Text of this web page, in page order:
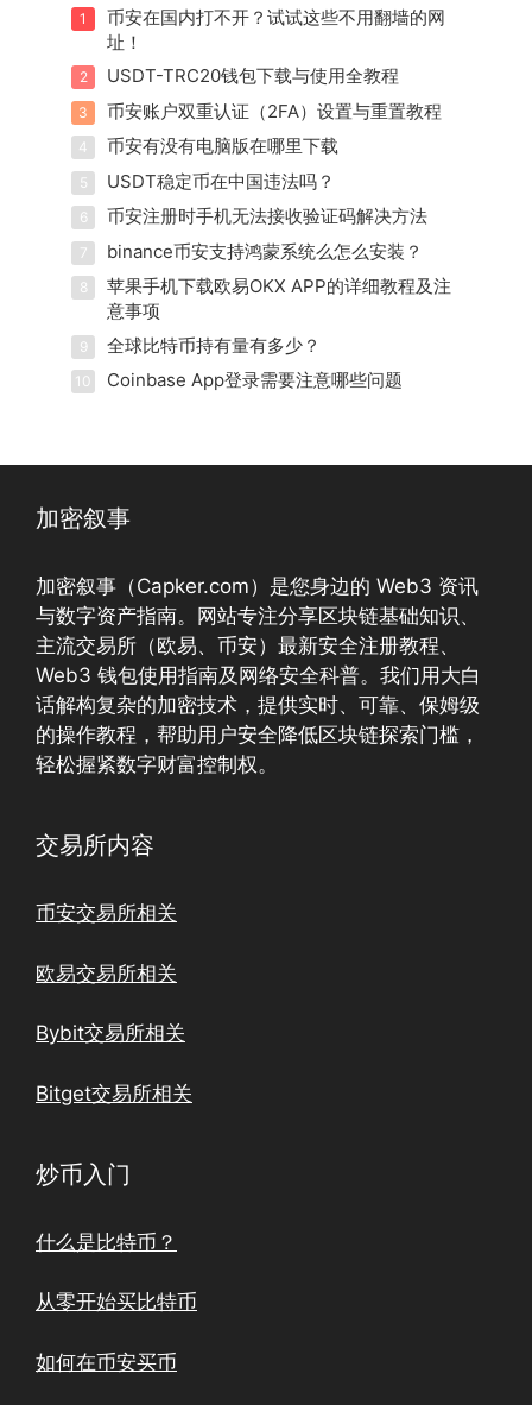
1
币安在国内打不开？试试这些不用翻墙的网
址！
2 USDT-TRC20钱包下载与使用全教程
3 币安账户双重认证（2FA）设置与重置教程
4 币安有没有电脑版在哪里下载
5 USDT稳定币在中国违法吗？
6 币安注册时手机无法接收验证码解决方法
7 binance币安支持鸿蒙系统么怎么安装？
8
苹果手机下载欧易OKX APP的详细教程及注
意事项
9 全球比特币持有量有多少？
10 Coinbase App登录需要注意哪些问题
加密叙事
加密叙事（Capker.com）是您身边的 Web3 资讯
与数字资产指南。网站专注分享区块链基础知识、
主流交易所（欧易、币安）最新安全注册教程、
Web3 钱包使用指南及网络安全科普。我们用大白
话解构复杂的加密技术，提供实时、可靠、保姆级
的操作教程，帮助用户安全降低区块链探索门槛，
轻松握紧数字财富控制权。
交易所内容
币安交易所相关
欧易交易所相关
Bybit交易所相关
Bitget交易所相关
炒币入门
什么是比特币？
从零开始买比特币
如何在币安买币